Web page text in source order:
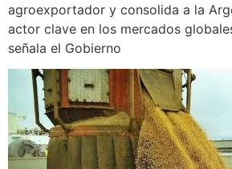
agroexportador y consolida a la
actor clave en los mercados
señala el Gobierno